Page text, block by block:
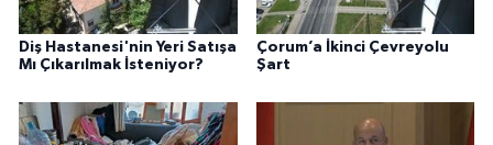
Diş Hastanesi'nin Yeri Satışa
Mı Çıkarılmak İsteniyor?
Çorum’a İkinci Çevreyolu
Şart